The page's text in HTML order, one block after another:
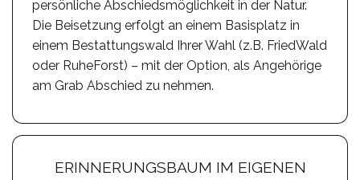
persönliche Abschiedsmöglichkeit in der Natur.
Die Beisetzung erfolgt an einem Basisplatz in
einem Bestattungswald Ihrer Wahl (z.B. FriedWald
oder RuheForst) – mit der Option, als Angehörige
am Grab Abschied zu nehmen.
ERINNERUNGSBAUM IM EIGENEN